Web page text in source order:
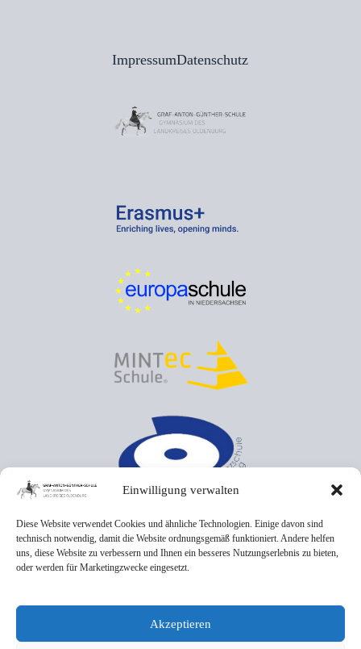
Einwilligung verwalten
Diese Website verwendet Cookies und ähnliche Technologien. Einige davon sind
technisch notwendig, damit die Website ordnungsgemäß funktioniert. Andere helfen
uns, diese Website zu verbessern und Ihnen ein besseres Nutzungserlebnis zu bieten,
oder werden für Marketingzwecke eingesetzt.
Akzeptieren
ImpressumDatenschutz